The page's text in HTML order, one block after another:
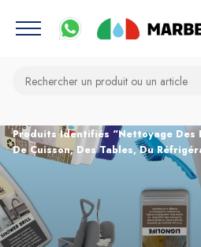
Produits Identifiés “Nettoyage Des
De Cuisson, Des Tables, Du